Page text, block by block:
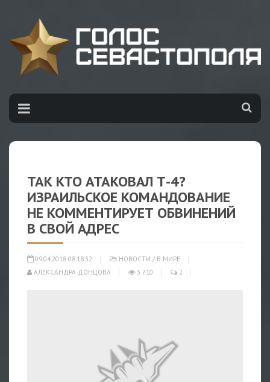
ТАК КТО АТАКОВАЛ Т-4?
ИЗРАИЛЬСКОЕ КОМАНДОВАНИЕ
НЕ КОММЕНТИРУЕТ ОБВИНЕНИЙ
В СВОЙ АДРЕС
09.04.2018 08:18:32 НОВОСТИ / В МИРЕ
АЛЕКСАНДРА ДОНЦОВА
3 710 2